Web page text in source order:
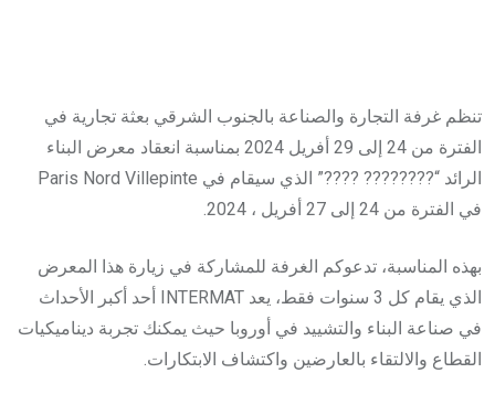
تنظم غرفة التجارة والصناعة بالجنوب الشرقي بعثة تجارية في
الفترة من 24 إلى 29 أفريل 2024 بمناسبة انعقاد معرض البناء
الرائد “???????? ????” الذي سيقام في Paris Nord Villepinte
في الفترة من 24 إلى 27 أفريل ، 2024.
بهذه المناسبة، تدعوكم الغرفة للمشاركة في زيارة هذا المعرض
الذي يقام كل 3 سنوات فقط، يعد INTERMAT أحد أكبر الأحداث
في صناعة البناء والتشييد في أوروبا حيث يمكنك تجربة ديناميكيات
القطاع والالتقاء بالعارضين واكتشاف الابتكارات.